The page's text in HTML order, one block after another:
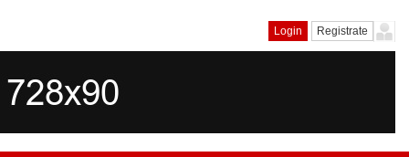
Login Registrate